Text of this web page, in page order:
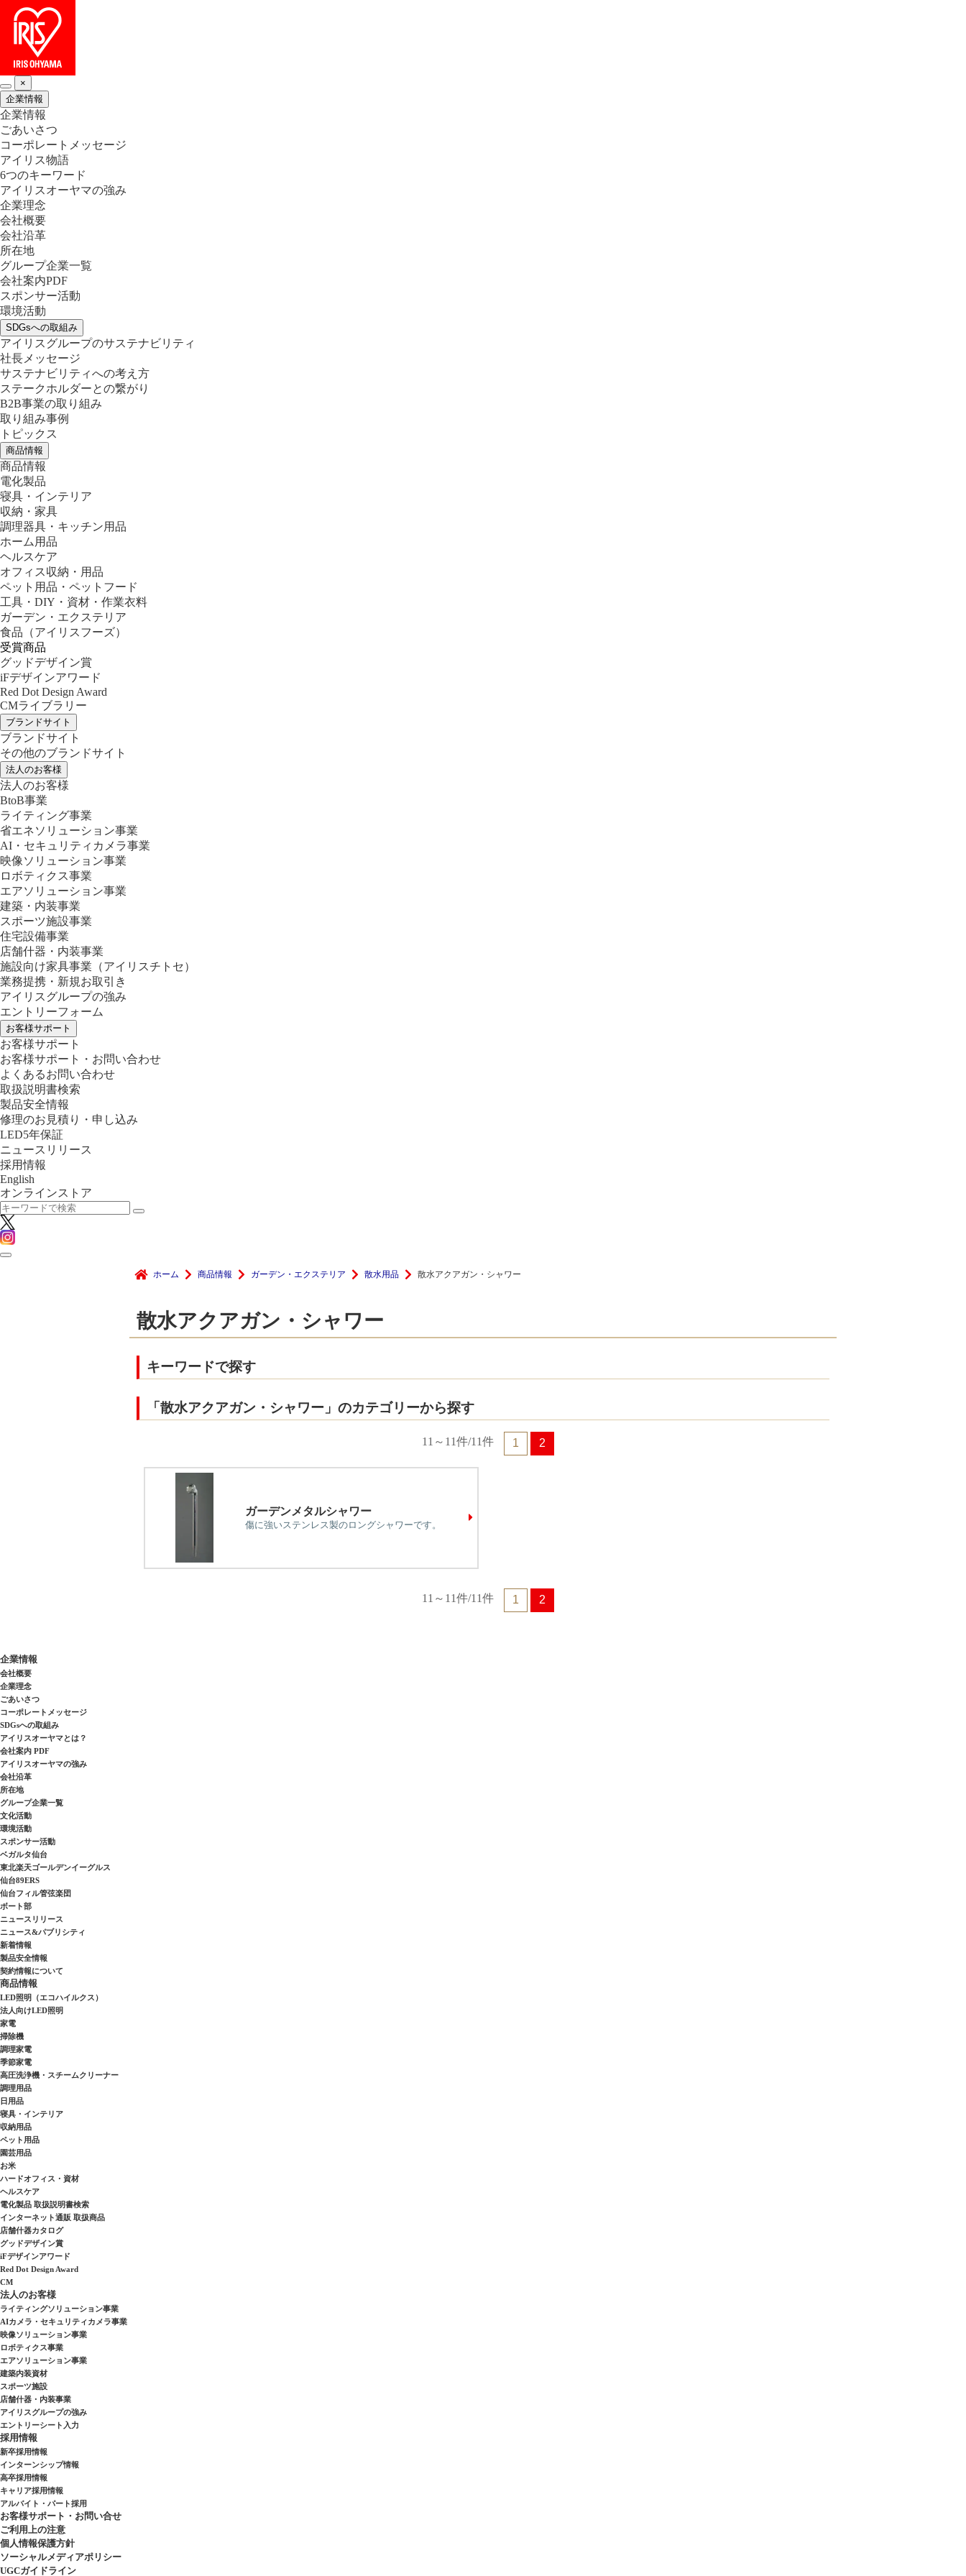
×
企業情報
企業情報
ごあいさつ
コーポレートメッセージ
アイリス物語
6つのキーワード
アイリスオーヤマの強み
企業理念
会社概要
会社沿革
所在地
グループ企業一覧
会社案内PDF
スポンサー活動
環境活動
SDGsへの取組み
アイリスグループのサステナビリティ
社長メッセージ
サステナビリティへの考え方
ステークホルダーとの繋がり
B2B事業の取り組み
取り組み事例
トピックス
商品情報
商品情報
電化製品
寝具・インテリア
収納・家具
調理器具・キッチン用品
ホーム用品
ヘルスケア
オフィス収納・用品
ペット用品・ペットフード
工具・DIY・資材・作業衣料
ガーデン・エクステリア
食品 （アイリスフーズ）
受賞商品
グッドデザイン賞
iFデザインアワード
Red Dot Design Award
CMライブラリー
ブランドサイト
ブランドサイト
その他のブランドサイト
法人のお客様
法人のお客様
BtoB事業
ライティング事業
省エネソリューション事業
AI・セキュリティカメラ事業
映像ソリューション事業
ロボティクス事業
エアソリューション事業
建築・内装事業
スポーツ施設事業
住宅設備事業
店舗什器・内装事業
施設向け家具事業 （アイリスチトセ）
業務提携・新規お取引き
アイリスグループの強み
エントリーフォーム
お客様サポート
お客様サポート
お客様サポート・お問い合わせ
よくあるお問い合わせ
取扱説明書検索
製品安全情報
修理のお見積り・申し込み
LED5年保証
ニュースリリース
採用情報
English
オンラインストア
ホーム 商品情報 ガーデン・エクステリア 散水用品 散水アクアガン・シャワー
散水アクアガン・シャワー
キーワードで探す
「散水アクアガン・シャワー」のカテゴリーから探す
11～11件/11件 1 2
ガーデンメタルシャワー
傷に強いステンレス製のロングシャワーです。
11～11件/11件 1 2
企業情報
会社概要
企業理念
ごあいさつ
コーポレートメッセージ
SDGsへの取組み
アイリスオーヤマとは？
会社案内 PDF
アイリスオーヤマの強み
会社沿革
所在地
グループ企業一覧
文化活動
環境活動
スポンサー活動
ベガルタ仙台
東北楽天ゴールデンイーグルス
仙台89ERS
仙台フィル管弦楽団
ボート部
ニュースリリース
ニュース&パブリシティ
新着情報
製品安全情報
契約情報について
商品情報
LED照明（エコハイルクス）
法人向けLED照明
家電
掃除機
調理家電
季節家電
高圧洗浄機・スチームクリーナー
調理用品
日用品
寝具・インテリア
収納用品
ペット用品
園芸用品
お米
ハードオフィス・資材
ヘルスケア
電化製品 取扱説明書検索
インターネット通販 取扱商品
店舗什器カタログ
グッドデザイン賞
iFデザインアワード
Red Dot Design Award
CM
法人のお客様
ライティングソリューション事業
AIカメラ・セキュリティカメラ事業
映像ソリューション事業
ロボティクス事業
エアソリューション事業
建築内装資材
スポーツ施設
店舗什器・内装事業
アイリスグループの強み
エントリーシート入力
採用情報
新卒採用情報
インターンシップ情報
高卒採用情報
キャリア採用情報
アルバイト・パート採用
お客様サポート・お問い合せ
ご利用上の注意
個人情報保護方針
ソーシャルメディアポリシー
UGCガイドライン